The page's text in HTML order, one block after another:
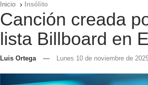
Inicio  Insólito
Canción creada
lista Billboard en
Luis Ortega — Lunes 10 de noviembre de